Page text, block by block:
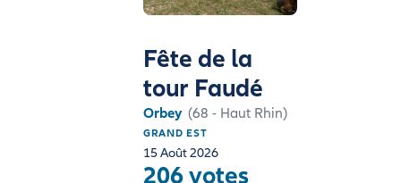
Fête de la
tour Faudé
Orbey (68 - Haut Rhin)
GRAND EST
15 Août 2026
206 votes